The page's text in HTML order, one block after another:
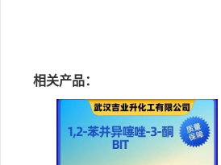
相关产品：